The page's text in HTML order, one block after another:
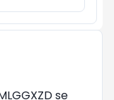
se